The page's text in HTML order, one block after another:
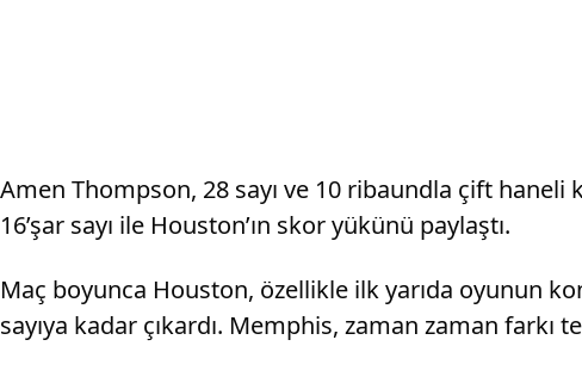
Amen Thompson, 28 sayı ve 10 ribaundla çift haneli
16’şar sayı ile Houston’ın skor yükünü paylaştı.
Maç boyunca Houston, özellikle ilk yarıda oyunun
sayıya kadar çıkardı. Memphis, zaman zaman